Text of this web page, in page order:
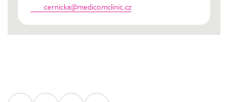
cernicka@medicomclinic.cz